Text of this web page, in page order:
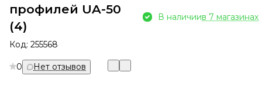
профилей UA-50
(4)
Код: 255568
0 Нет отзывов
В наличиив 7 магазинах